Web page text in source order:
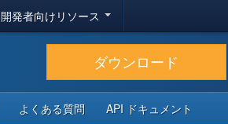
開発者向けリソース
ダウンロード
よくある質問 API ドキュメント